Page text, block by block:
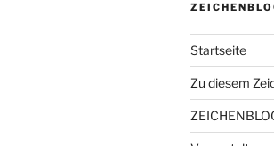
Startseite
Zu diesem